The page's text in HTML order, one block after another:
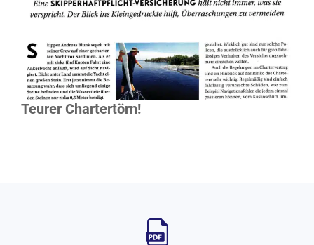
Mehr Lesen
Teurer Chartertörn!